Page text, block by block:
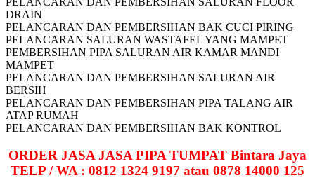
DRAIN
PELANCARAN DAN PEMBERSIHAN BAK CUCI PIRING
PELANCARAN SALURAN WASTAFEL YANG MAMPET
PEMBERSIHAN PIPA SALURAN AIR KAMAR MANDI
MAMPET
PELANCARAN DAN PEMBERSIHAN SALURAN AIR
BERSIH
PELANCARAN DAN PEMBERSIHAN PIPA TALANG AIR
ATAP RUMAH
PELANCARAN DAN PEMBERSIHAN BAK KONTROL
ORDER JASA JASA PIPA TUMPAT Bintara Jaya
TELP / WA : 0812 1324 9197 atau 0878 14000 125